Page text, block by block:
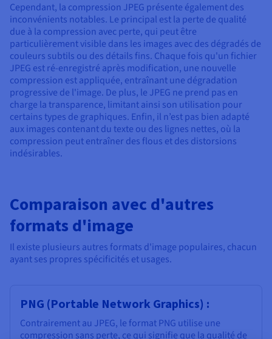
Cependant, la compression JPEG présente également des
inconvénients notables. Le principal est la perte de qualité
due à la compression avec perte, qui peut être
particulièrement visible dans les images avec des dégradés de
couleurs subtils ou des détails fins. Chaque fois qu'un fichier
JPEG est ré-enregistré après modification, une nouvelle
compression est appliquée, entraînant une dégradation
progressive de l'image. De plus, le JPEG ne prend pas en
charge la transparence, limitant ainsi son utilisation pour
certains types de graphiques. Enfin, il n’est pas bien adapté
aux images contenant du texte ou des lignes nettes, où la
compression peut entraîner des flous et des distorsions
indésirables.
Comparaison avec d'autres
formats d'image
Il existe plusieurs autres formats d'image populaires, chacun
ayant ses propres spécificités et usages.
PNG (Portable Network Graphics) :
Contrairement au JPEG, le format PNG utilise une
compression sans perte, ce qui signifie que la qualité de